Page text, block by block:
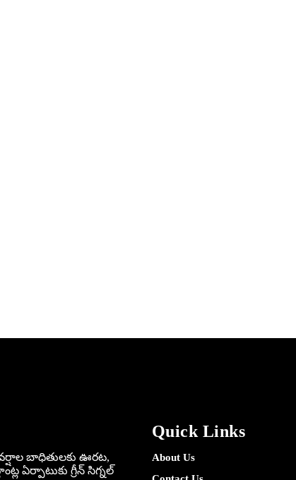
వర్షాల బాధితులకు ఊరట,
ఏర్పాటుకు గ్రీన్‌ సిగ్నల్
Quick Links
About Us